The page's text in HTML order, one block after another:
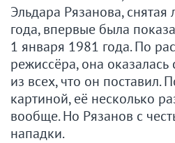
Эльдара Рязанова, снятая
года, впервые была
1 января 1981 года. По
режиссёра, она
из всех, что он поставил.
картиной, её несколько
вообще. Но Рязанов с
нападки.